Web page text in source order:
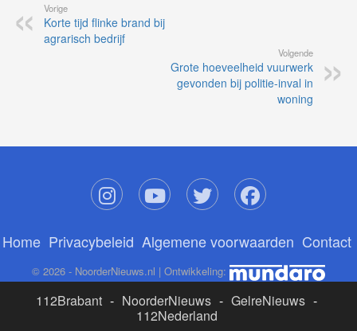
Vorige
Korte tijd flinke brand bij
agrarisch bedrijf
Volgende
Grote hoeveelheid vuurwerk
gevonden bij politie-inval in
woning
Home Privacybeleid Algemene voorwaarden Contact
© 2026 - NoorderNieuws.nl | Ontwikkeling:
112Brabant - NoorderNieuws - GelreNieuws -
112Nederland